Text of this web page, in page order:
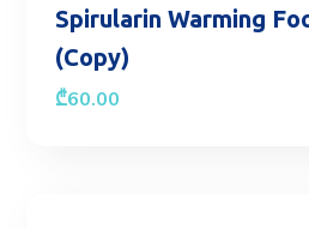
Spirularin Warming
(Copy)
₾60.00